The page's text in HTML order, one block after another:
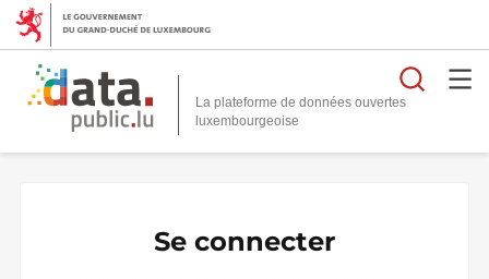
La plateforme de données ouvertes
Se connecter